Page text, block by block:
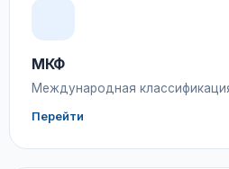
МКФ
Международная
Перейти